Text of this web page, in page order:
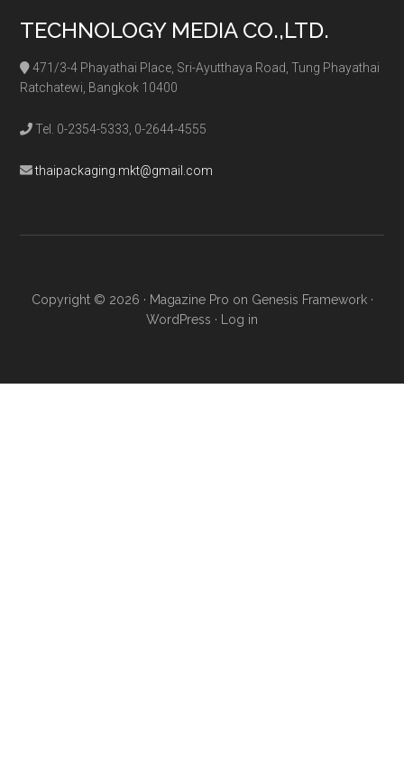
TECHNOLOGY MEDIA CO.,LTD.
471/3-4 Phayathai Place, Sri-Ayutthaya Road, Tung Phayathai
Ratchatewi, Bangkok 10400
Tel. 0-2354-5333, 0-2644-4555
thaipackaging.mkt@gmail.com
Copyright © 2026 · Magazine Pro on Genesis Framework·
WordPress · Log in